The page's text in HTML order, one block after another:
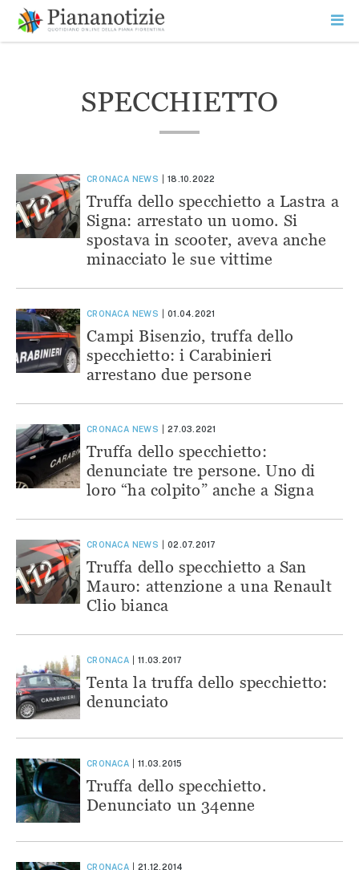
contenuto
SEARCH
SPECCHIETTO
CRONACA NEWS 18.10.2022
Truffa dello specchietto a Lastra a
Signa: arrestato un uomo. Si
spostava in scooter, aveva anche
minacciato le sue vittime
CRONACA NEWS 01.04.2021
Campi Bisenzio, truffa dello
specchietto: i Carabinieri
arrestano due persone
CRONACA NEWS 27.03.2021
Truffa dello specchietto:
denunciate tre persone. Uno di
loro “ha colpito” anche a Signa
CRONACA NEWS 02.07.2017
Truffa dello specchietto a San
Mauro: attenzione a una Renault
Clio bianca
CRONACA 11.03.2017
Tenta la truffa dello specchietto:
denunciato
CRONACA 11.03.2015
Truffa dello specchietto.
Denunciato un 34enne
CRONACA 21.12.2014